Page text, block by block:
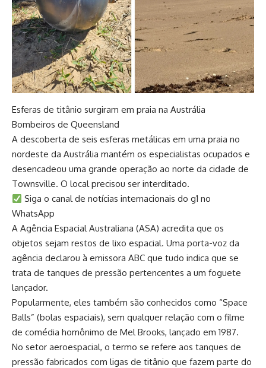
Esferas de titânio surgiram em praia na Austrália
Bombeiros de Queensland
A descoberta de seis esferas metálicas em uma praia no
nordeste da Austrália mantém os especialistas ocupados e
desencadeou uma grande operação ao norte da cidade de
Townsville. O local precisou ser interditado.
Siga o canal de notícias internacionais do g1 no
WhatsApp
A Agência Espacial Australiana (ASA) acredita que os
objetos sejam restos de lixo espacial. Uma porta-voz da
agência declarou à emissora ABC que tudo indica que se
trata de tanques de pressão pertencentes a um foguete
lançador.
Popularmente, eles também são conhecidos como “Space
Balls” (bolas espaciais), sem qualquer relação com o filme
de comédia homônimo de Mel Brooks, lançado em 1987.
No setor aeroespacial, o termo se refere aos tanques de
pressão fabricados com ligas de titânio que fazem parte do